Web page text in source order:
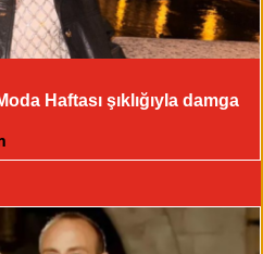
Haftası şıklığıyla damga